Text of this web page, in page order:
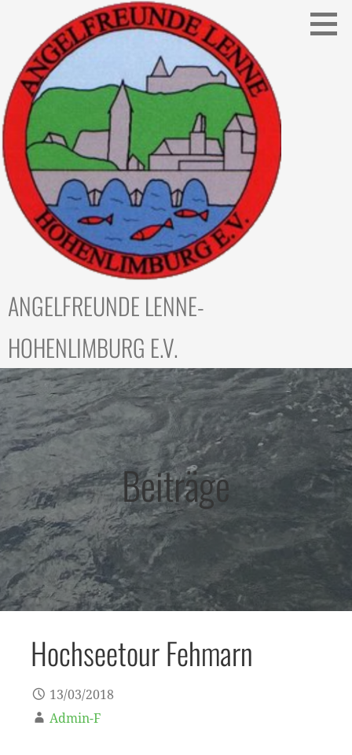
springen
ANGELFREUNDE LENNE-
HOHENLIMBURG E.V.
Beiträge
Hochseetour Fehmarn
13/03/2018
Admin-F